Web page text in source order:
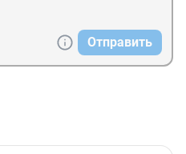
Отправить